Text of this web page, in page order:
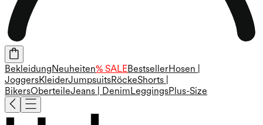
BekleidungNeuheiten% SALEBestsellerHosen |
JoggersKleiderJumpsuitsRöckeShorts |
BikersOberteileJeans | DenimLeggingsPlus-Size